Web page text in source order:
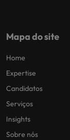
Mapa do site
Home
Expertise
Candidatos
Serviços
Insights
Sobre nós